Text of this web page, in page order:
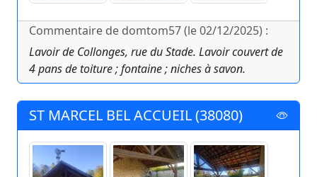
Commentaire de domtom57 (le 02/12/2025) :
Lavoir de Collonges, rue du Stade. Lavoir couvert de
4 pans de toiture ; fontaine ; niches à savon.
ST MARCEL BEL ACCUEIL (38080)